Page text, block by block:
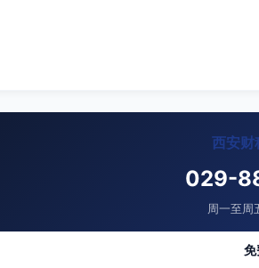
西安财
029-
周一至
免